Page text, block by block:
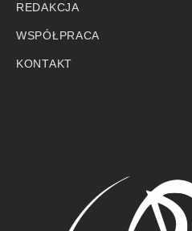
REDAKCJA
WSPÓŁPRACA
KONTAKT